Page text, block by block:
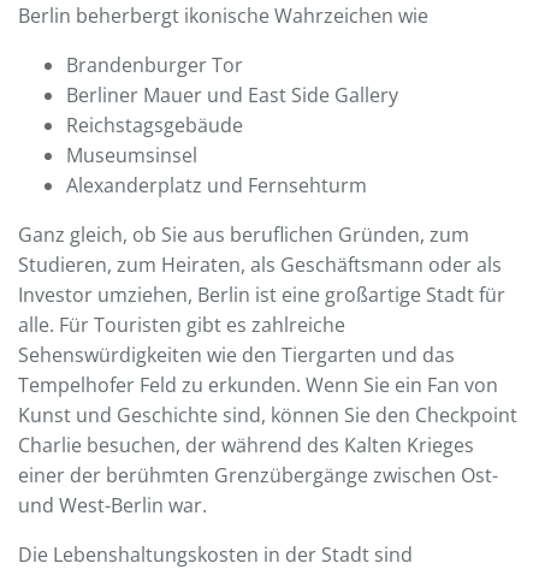
Berlin beherbergt ikonische Wahrzeichen wie
Brandenburger Tor
Berliner Mauer und East Side Gallery
Reichstagsgebäude
Museumsinsel
Alexanderplatz und Fernsehturm
Ganz gleich, ob Sie aus beruflichen Gründen, zum
Studieren, zum Heiraten, als Geschäftsmann oder als
Investor umziehen, Berlin ist eine großartige Stadt für
alle. Für Touristen gibt es zahlreiche
Sehenswürdigkeiten wie den Tiergarten und das
Tempelhofer Feld zu erkunden. Wenn Sie ein Fan von
Kunst und Geschichte sind, können Sie den Checkpoint
Charlie besuchen, der während des Kalten Krieges
einer der berühmten Grenzübergänge zwischen Ost-
und West-Berlin war.
Die Lebenshaltungskosten in der Stadt sind